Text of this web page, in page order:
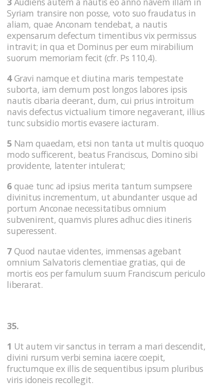
Syriam transire non posse, voto suo fraudatus in
aliam, quae Anconam tendebat, a nautis
expensarum defectum timentibus vix permissus
intravit; in qua et Dominus per eum mirabilium
suorum memoriam fecit (cfr. Ps 110,4).
4Gravi namque et diutina maris tempestate
suborta, iam demum post longos labores ipsis
nautis cibaria deerant, dum, cui prius introitum
navis defectus victualium timore negaverant, illius
tunc subsidio mortis evasere iacturam.
5 Nam quaedam, etsi non tanta ut multis quoquo
modo sufficerent, beatus Franciscus, Domino sibi
providente, latenter intulerat;
6 quae tunc ad ipsius merita tantum sumpsere
divinitus incrementum, ut abundanter usque ad
portum Anconae necessitatibus omnium
subvenirent, quamvis plures adhuc dies itineris
superessent.
7 Quod nautae videntes, immensas agebant
omnium Salvatoris clementiae gratias, qui de
mortis eos per famulum suum Franciscum periculo
liberarat.
35.
1 Ut autem vir sanctus in terram a mari descendit,
divini rursum verbi semina iacere coepit,
fructumque ex illis de sequentibus ipsum pluribus
viris idoneis recollegit.